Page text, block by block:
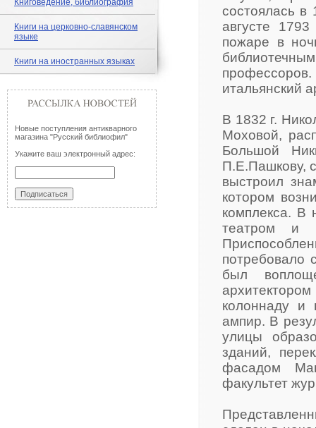
Книговедение, библиография
Книги на церковно-славянском
языке
Книги на иностранных языках
Новые поступления антикварного
магазина "Русский библиофил"
Укажите ваш электронный адрес:
состоялась в
августе
пожаре в
итальянский
В 1832 г.
Моховой,
Большой
П.Е.Пашкову,
выстроил
котором
комплекса. В
театром и
потребовало
был
колоннаду и
ампир. В
улицы
зданий,
фасадом
факультет